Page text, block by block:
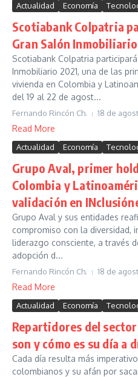
Actualidad Economía
Scotiabank Colpatria
Gran Salón Inmobiliario
Scotiabank Colpatria
Inmobiliario 2021, una de las
vivienda en Colombia y
del 19 al 22 de agost...
Fernando Rincón Ch. 18 de
Read More
Actualidad Economía
Grupo Aval, primer
Colombia y
validación en
Grupo Aval y sus entidades
compromiso con la diversidad,
liderazgo consciente, a través
adopción d...
Fernando Rincón Ch. 18 de
Read More
Actualidad Economía
Repartidores del
son y cómo es su día a
Cada día resulta más
colombianos y su afán por